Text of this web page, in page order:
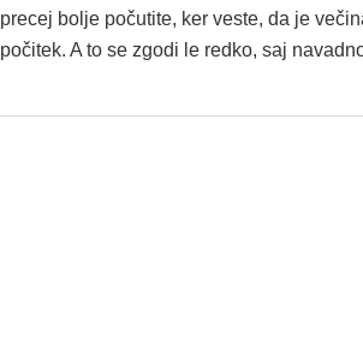
precej bolje počutite, ker veste, da je
počitek. A to se zgodi le redko, saj